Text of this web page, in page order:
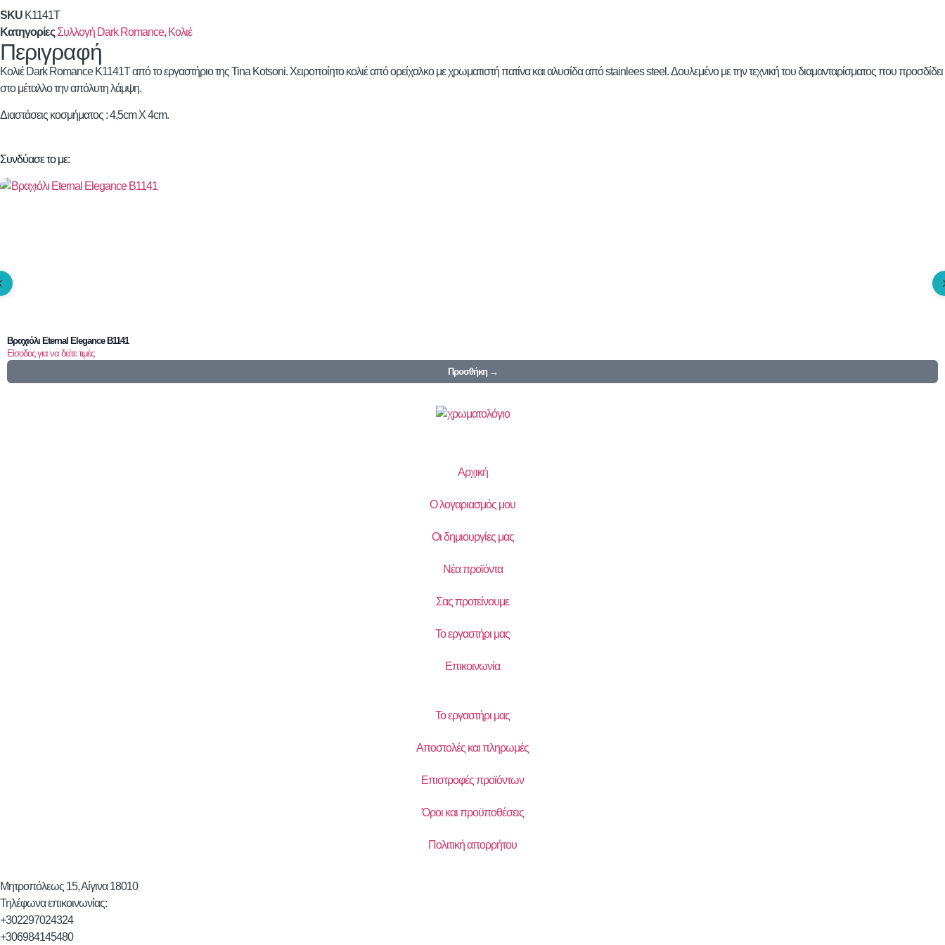
SKU K1141T
Κατηγορίες Συλλογή Dark Romance, Κολιέ
Περιγραφή
Κολιέ Dark Romance K1141T από το εργαστήριο της Tina Kotsoni. Χειροποίητο κολιέ από ορείχαλκο με χρωματιστή πατίνα και αλυσίδα από stainlees steel. Δουλεμένο με την τεχνική του διαμανταρίσματος που προσδίδει
στο μέταλλο την απόλυτη λάμψη.
Διαστάσεις κοσμήματος : 4,5cm X 4cm.
Συνδύασε το με:
Βραχιόλι Eternal Elegance B1141
Είσοδος για να δείτε τιμές
Προσθήκη →
Αρχική
Ο λογαριασμός μου
Οι δημιουργίες μας
Νέα προϊόντα
Σας προτείνουμε
Το εργαστήρι μας
Επικοινωνία
Το εργαστήρι μας
Αποστολές και πληρωμές
Επιστροφές προϊόντων
Όροι και προϋποθέσεις
Πολιτική απορρήτου
Μητροπόλεως 15, Αίγινα 18010
Τηλέφωνα επικοινωνίας:
+302297024324
+306984145480